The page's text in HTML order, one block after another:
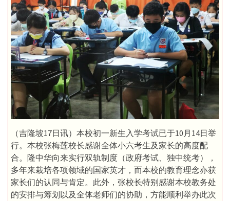
（吉隆坡17日讯）本校初一新生入学考试已于10月14日举
行。本校张梅莲校长感谢全体小六考生及家长的高度配
合。隆中华向来实行双轨制度（政府考试、独中统考），
多年来栽培各项领域的国家英才，而本校的教育理念亦获
家长们的认同与肯定。此外，张校长特别感谢本校教务处
的安排与筹划以及全体老师们的协助，方能顺利举办此次